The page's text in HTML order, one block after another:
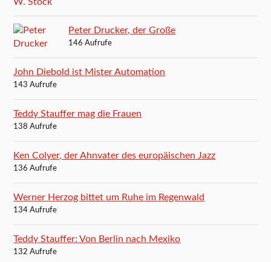
Peter Drucker, der Große
146 Aufrufe
John Diebold ist Mister Automation
143 Aufrufe
Teddy Stauffer mag die Frauen
138 Aufrufe
Ken Colyer, der Ahnvater des europäischen Jazz
136 Aufrufe
Werner Herzog bittet um Ruhe im Regenwald
134 Aufrufe
Teddy Stauffer: Von Berlin nach Mexiko
132 Aufrufe